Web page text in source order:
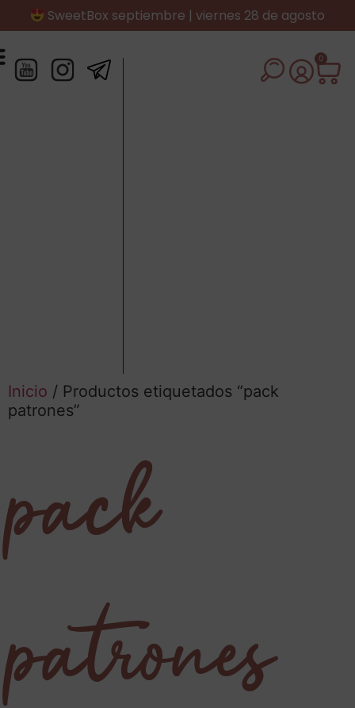
SweetBox septiembre | viernes 28 de agosto
0
Inicio / Productos etiquetados “pack
patrones”
pack
patrones